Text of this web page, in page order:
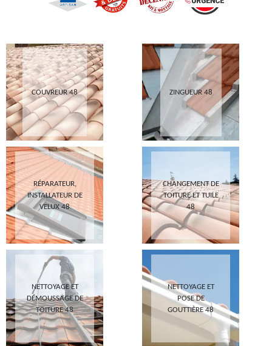
COUVREUR 48 ZINGUEUR 48
RÉPARATEUR,
INSTALLATEUR DE
VELUX 48
CHANGEMENT DE
TOITURE ET TUILE
48
NETTOYAGE ET
DÉMOUSSAGE DE
TOITURE 48
NETTOYAGE ET
POSE DE
GOUTTIÈRE 48